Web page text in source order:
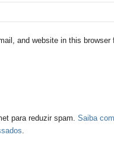
and website in this browser
para reduzir spam. Saiba